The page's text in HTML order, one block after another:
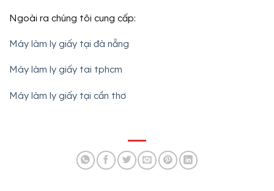
Ngoài ra chúng tôi cung cấp:
Máy làm ly giấy tại đà nẵng
Máy làm ly giấy tai tphcm
Máy làm ly giấy tại cần thơ